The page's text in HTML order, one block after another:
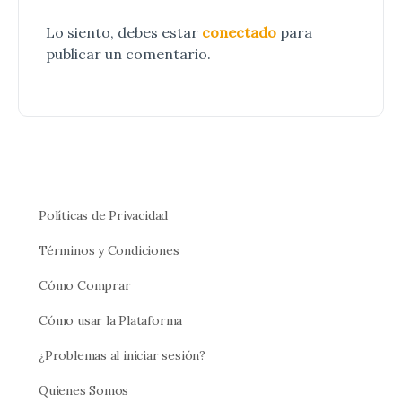
Lo siento, debes estar conectado para
publicar un comentario.
Políticas de Privacidad
Términos y Condiciones
Cómo Comprar
Cómo usar la Plataforma
¿Problemas al iniciar sesión?
Quienes Somos